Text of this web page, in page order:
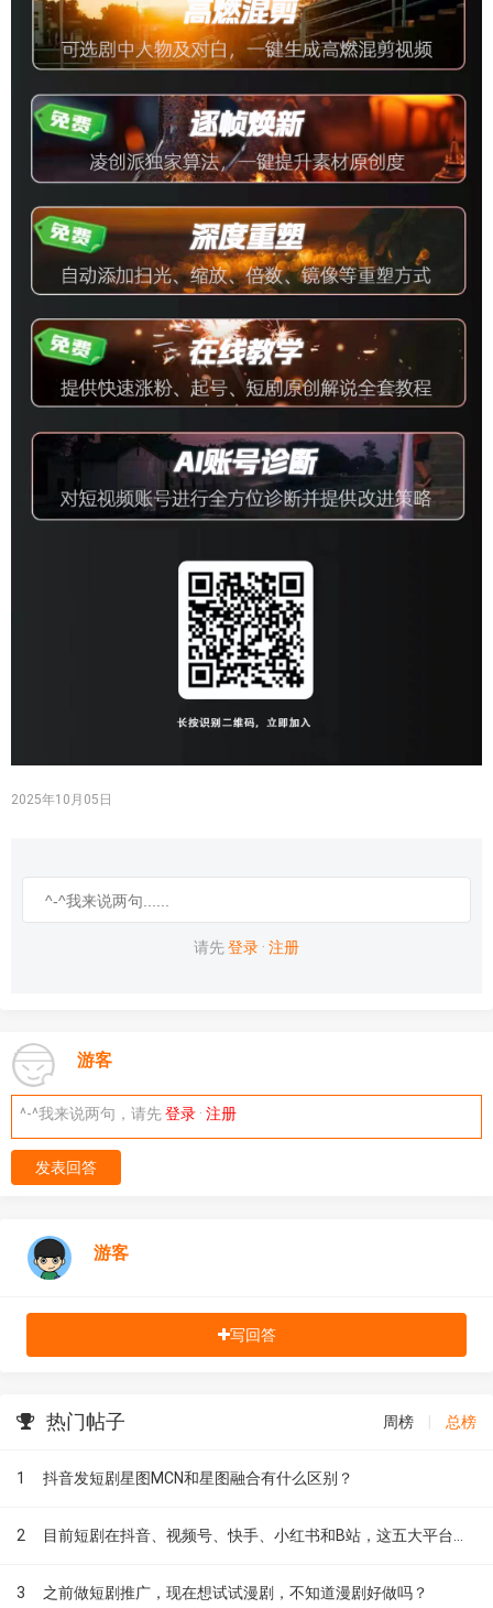
2025年10月05日
请先登录 · 注册
游客
^-^我来说两句，请先登录 · 注册
发表回答
游客
写回答
热门帖子 周榜 总榜
1 抖音发短剧星图MCN和星图融合有什么区别？
2
3 之前做短剧推广，现在想试试漫剧，不知道漫剧好做吗？